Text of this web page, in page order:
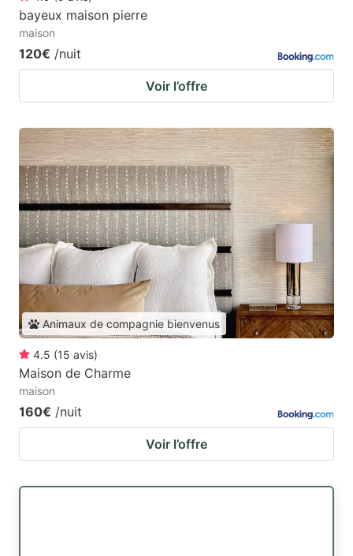
bayeux maison pierre
maison
120€ /nuit
Voir l’offre
Animaux de compagnie bienvenus
4.5 (15 avis)
Maison de Charme
maison
160€ /nuit
Voir l’offre